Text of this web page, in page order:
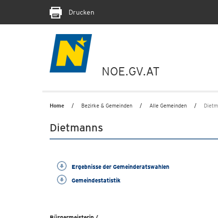
Drucken
NOE.GV.AT
Home Bezirke & Gemeinden Alle Gemeinden
Dietmanns
Ergebnisse der Gemeinderatswahlen
Gemeindestatistik